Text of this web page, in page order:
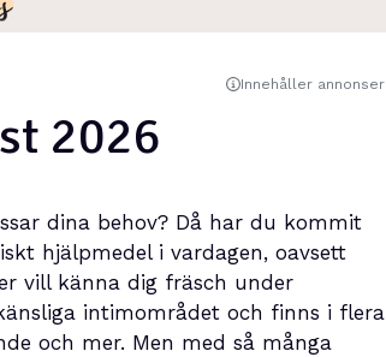
Innehåller annonser
2026
dina behov? Då har du kommit
hjälpmedel i vardagen, oavsett
vill känna dig fräsch under
intimområdet och finns i flera
och mer. Men med så många